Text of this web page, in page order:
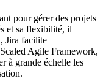
pour gérer des projets
et sa flexibilité, il
Jira facilite
Agile Framework,
à grande échelle les